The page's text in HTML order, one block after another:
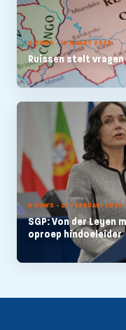
NIEUWS - 10 MAART 2025
Ruissen stelt
NIEUWS - 25 FEBRUARI 2025
SGP: Von der Leyen
oproep hindoeleider